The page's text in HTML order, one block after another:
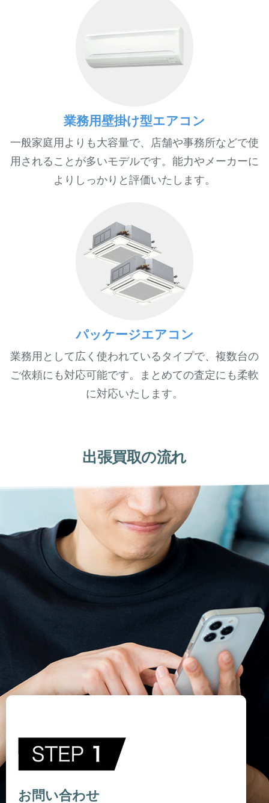
業務用壁掛け型エアコン
一般家庭用よりも大容量で、店舗や事務所などで使
用されることが多いモデルです。能力やメーカーに
よりしっかりと評価いたします。
パッケージエアコン
業務用として広く使われているタイプで、複数台の
ご依頼にも対応可能です。まとめての査定にも柔軟
に対応いたします。
出張買取の流れ
お問い合わせ